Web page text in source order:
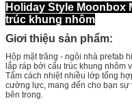
Holiday Style Moonbox
trúc khung nhôm
Giơi thiệu sản phẩm:
Hộp mặt trăng - ngôi nhà prefab
lắp ráp bởi cấu trúc khung nhôm
Tấm cách nhiệt nhiều lớp tổng
cường lực, mang đến cho bạn sự
bên trong.